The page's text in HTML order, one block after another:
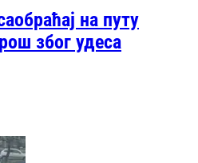
на путу
због удеса